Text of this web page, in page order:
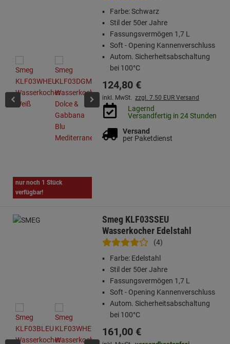
nur noch 1 Stück
verfügbar!
Farbe: Schwarz
Stil der 50er Jahre
Fassungsvermögen 1,7 L
Soft - Opening Kannenverschluss
Autom. Sicherheitsabschaltung
bei 100°C
124,80 €
inkl. MwSt. zzgl. 7.50 EUR Versand
Lagernd
Versandfertig in 24 Stunden
Versand
per Paketdienst
Smeg KLF03SSEU
Wasserkocher Edelstahl
(4)
Farbe: Edelstahl
Stil der 50er Jahre
Fassungsvermögen 1,7 L
Soft - Opening Kannenverschluss
Autom. Sicherheitsabschaltung
bei 100°C
161,00 €